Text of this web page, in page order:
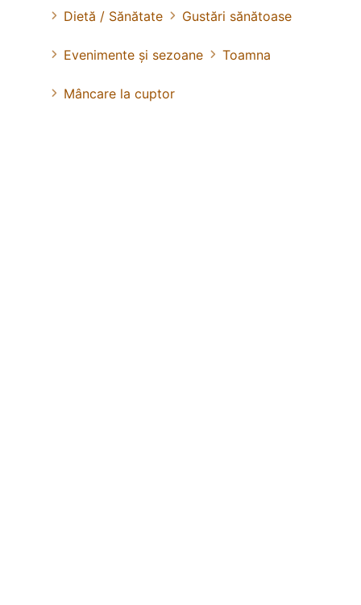
Dietă / Sănătate
Gustări sănătoase
Evenimente și sezoane Toamna
Mâncare la cuptor